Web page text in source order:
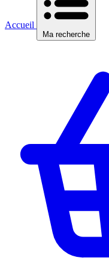
Accueil
Ma recherche